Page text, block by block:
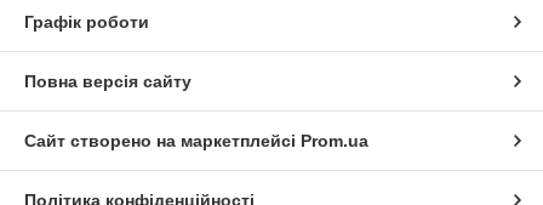
Графік роботи
Повна версія сайту
Сайт створено на маркетплейсі Prom.ua
Політика конфіденційності